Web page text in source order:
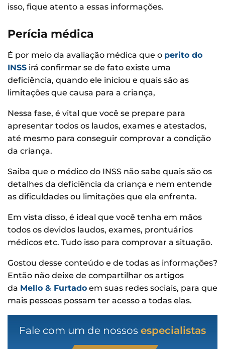
isso, fique atento a essas informações.
Perícia médica
É por meio da avaliação médica que o perito do
INSS irá confirmar se de fato existe uma
deficiência, quando ele iniciou e quais são as
limitações que causa para a criança,
Nessa fase, é vital que você se prepare para
apresentar todos os laudos, exames e atestados,
até mesmo para conseguir comprovar a condição
da criança.
Saiba que o médico do INSS não sabe quais são os
detalhes da deficiência da criança e nem entende
as dificuldades ou limitações que ela enfrenta.
Em vista disso, é ideal que você tenha em mãos
todos os devidos laudos, exames, prontuários
médicos etc. Tudo isso para comprovar a situação.
Gostou desse conteúdo e de todas as informações?
Então não deixe de compartilhar os artigos
da Mello & Furtado em suas redes sociais, para que
mais pessoas possam ter acesso a todas elas.
Fale com um de nossos especialistas